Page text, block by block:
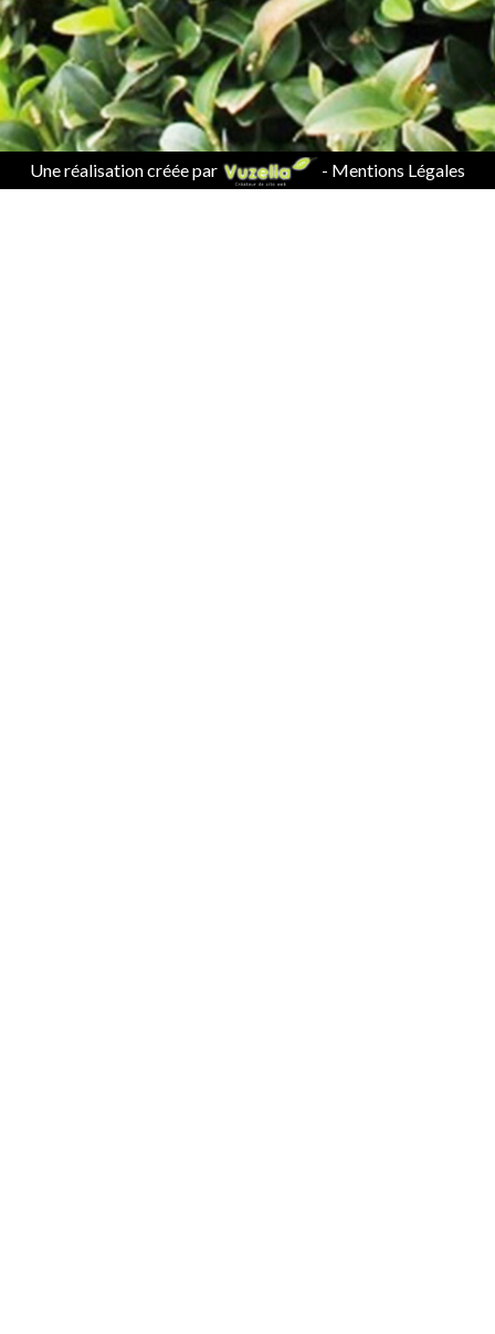
Une réalisation créée par - Mentions Légales